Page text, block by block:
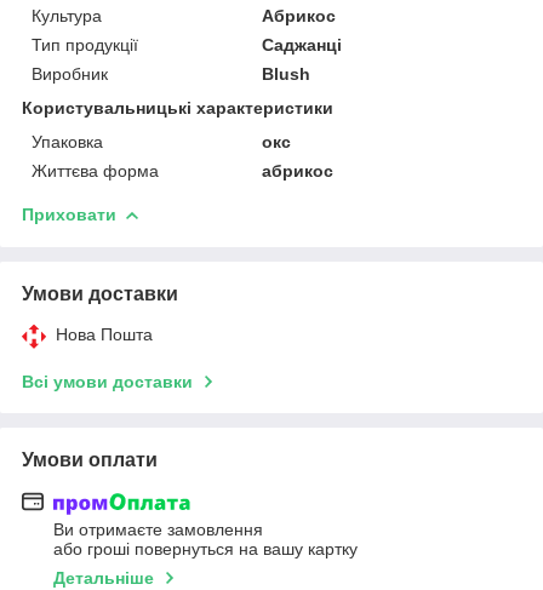
Культура
Абрикос
Тип продукції
Саджанці
Виробник
Blush
Користувальницькі характеристики
Упаковка
окс
Життєва форма
абрикос
Приховати
Умови доставки
Нова Пошта
Всі умови доставки
Умови оплати
Ви отримаєте замовлення
або гроші повернуться на вашу картку
Детальніше